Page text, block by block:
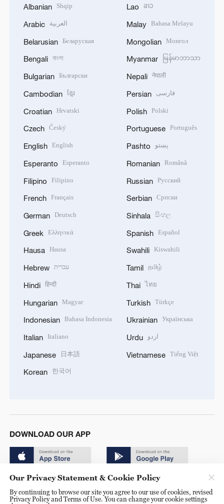
Albanian Shqip
Arabic العربية
Belarusian Беларуская
Bengali বাংলা
Bulgarian Български
Cambodian ខ្មែរ
Croatian Hrvatski
Czech Český
English English
Esperanto Esperanto
Filipino Filipino
French Français
German Deutsch
Greek Ελληνικά
Hausa Hausa
Hebrew עברית
Hindi हिन्दी
Hungarian Magyar
Indonesian Bahasa Indonesia
Italian Italiano
Japanese 日本語
Korean 한국어
Lao ລາວ
Malay Bahasa Melayu
Mongolian Монгол
Myanmar မြန်မာဘာသာ
Nepali नेपाली
Persian فارسی
Polish Polski
Portuguese Português
Pashto پښتو
Romanian Română
Russian Русский
Serbian Српски
Sinhala සිංහල
Spanish Español
Swahili Kiswahili
Tamil தமிழ்
Thai ไทย
Turkish Türkçe
Ukrainian Українська
Urdu اردو
Vietnamese Tiếng Việt
DOWNLOAD OUR APP
Our Privacy Statement & Cookie Policy
By continuing to browse our site you agree to our use of cookies, revised
Privacy Policy and Terms of Use. You can change your cookie settings